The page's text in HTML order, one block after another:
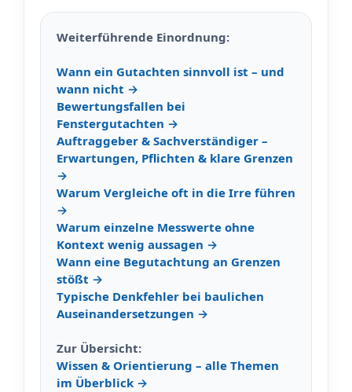
Weiterführende Einordnung:
Wann ein Gutachten sinnvoll ist – und
wann nicht →
Bewertungsfallen bei
Fenstergutachten →
Auftraggeber & Sachverständiger –
Erwartungen, Pflichten & klare Grenzen
→
Warum Vergleiche oft in die Irre führen
→
Warum einzelne Messwerte ohne
Kontext wenig aussagen →
Wann eine Begutachtung an Grenzen
stößt →
Typische Denkfehler bei baulichen
Auseinandersetzungen →
Zur Übersicht:
Wissen & Orientierung – alle Themen
im Überblick →